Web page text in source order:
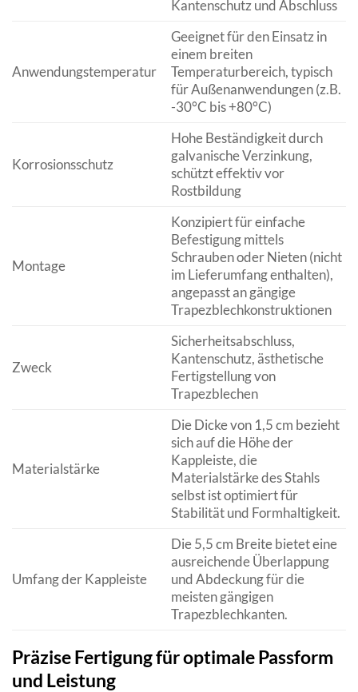
Kantenschutz und Abschluss
Anwendungstemperatur
Geeignet für den Einsatz in
einem breiten
Temperaturbereich, typisch
für Außenanwendungen (z.B.
-30°C bis +80°C)
Korrosionsschutz
Hohe Beständigkeit durch
galvanische Verzinkung,
schützt effektiv vor
Rostbildung
Montage
Konzipiert für einfache
Befestigung mittels
Schrauben oder Nieten (nicht
im Lieferumfang enthalten),
angepasst an gängige
Trapezblechkonstruktionen
Zweck
Sicherheitsabschluss,
Kantenschutz, ästhetische
Fertigstellung von
Trapezblechen
Materialstärke
Die Dicke von 1,5 cm bezieht
sich auf die Höhe der
Kappleiste, die
Materialstärke des Stahls
selbst ist optimiert für
Stabilität und Formhaltigkeit.
Umfang der Kappleiste
Die 5,5 cm Breite bietet eine
ausreichende Überlappung
und Abdeckung für die
meisten gängigen
Trapezblechkanten.
Präzise Fertigung für optimale Passform
und Leistung